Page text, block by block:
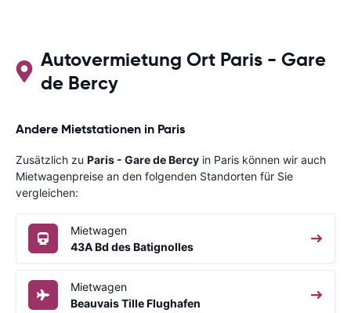
Autovermietung Ort Paris - Gare
de Bercy
Andere Mietstationen in Paris
Zusätzlich zu Paris - Gare de Bercy in Paris können wir auch
Mietwagenpreise an den folgenden Standorten für Sie
vergleichen:
Mietwagen
43A Bd des Batignolles
Mietwagen
Beauvais Tille Flughafen